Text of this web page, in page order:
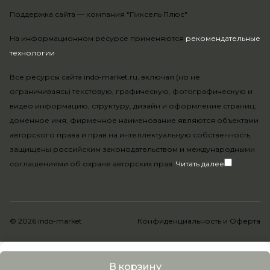
В корзину
На информационном ресурсе применяются рекомендательные
технологии.
Все ресурсы сайта indo-market.ru, включая (но не
ограничиваясь) текстовую, графическую, фотографическую и
видео информацию, структуру, дизайн и оформление страниц,
доменное имя, фирменное наименование являются объектами
авторского права и прав на интеллектуальную собственность,
защищены российским законодательством и международными
соглашениями об охране авторских прав. Читать далее
Поддержка сайта — компания "Пиксель Плюс"
© 2026 indo-market Конфиденциальность и Оферта